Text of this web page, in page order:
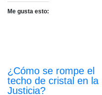
Me gusta esto:
¿Cómo se rompe el
techo de cristal en la
Justicia?